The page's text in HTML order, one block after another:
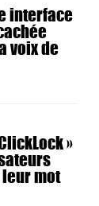
interface
voix de
»
mot